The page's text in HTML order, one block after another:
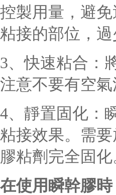
控製用量，避
粘接的部位，
3、快速粘合：
注意不要有空
4、靜置固化：
粘接效果。需
膠粘劑完全固化
在使用瞬幹膠